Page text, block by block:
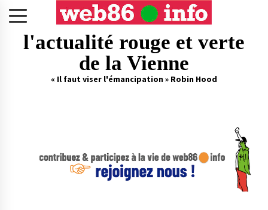
l'actualité rouge et verte
de la Vienne
« Il faut viser l'émancipation » Robin Hood